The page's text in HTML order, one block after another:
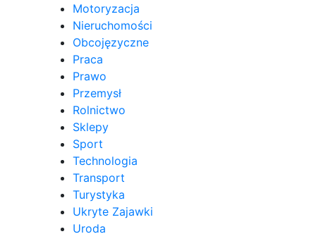
Motoryzacja
Nieruchomości
Obcojęzyczne
Praca
Prawo
Przemysł
Rolnictwo
Sklepy
Sport
Technologia
Transport
Turystyka
Ukryte Zajawki
Uroda